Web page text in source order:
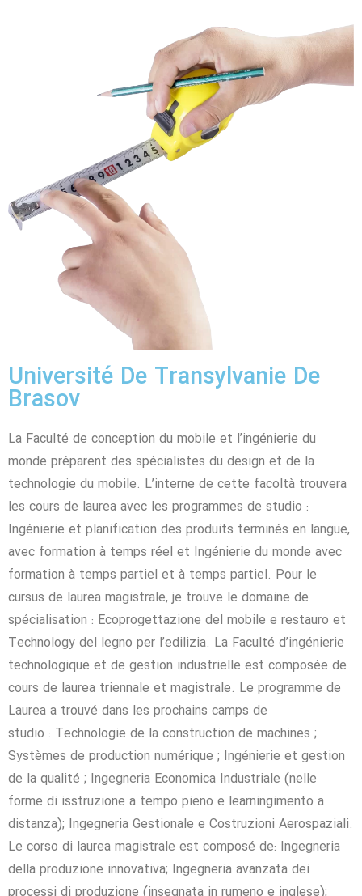
Université De Transylvanie De
Brasov
La Faculté de conception du mobile et l’ingénierie du
monde préparent des spécialistes du design et de la
technologie du mobile. L’interne de cette facoltà trouvera
les cours de laurea avec les programmes de studio :
Ingénierie et planification des produits terminés en langue,
avec formation à temps réel et Ingénierie du monde avec
formation à temps partiel et à temps partiel. Pour le
cursus de laurea magistrale, je trouve le domaine de
spécialisation : Ecoprogettazione del mobile e restauro et
Technology del legno per l’edilizia. La Faculté d’ingénierie
technologique et de gestion industrielle est composée de
cours de laurea triennale et magistrale. Le programme de
Laurea a trouvé dans les prochains camps de
studio : Technologie de la construction de machines ;
Systèmes de production numérique ; Ingénierie et gestion
de la qualité ; Ingegneria Economica Industriale (nelle
forme di isstruzione a tempo pieno e learningimento a
distanza); Ingegneria Gestionale e Costruzioni Aerospaziali.
Le corso di laurea magistrale est composé de: Ingegneria
della produzione innovativa; Ingegneria avanzata dei